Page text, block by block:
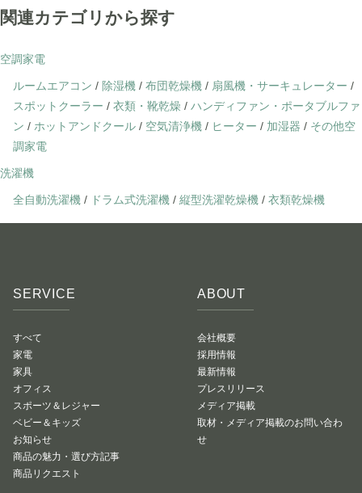
関連カテゴリから探す
空調家電
ルームエアコン / 除湿機 / 布団乾燥機 / 扇風機・サーキュレーター /
スポットクーラー / 衣類・靴乾燥 / ハンディファン・ポータブルファ
ン / ホットアンドクール / 空気清浄機 / ヒーター / 加湿器 / その他空
調家電
洗濯機
全自動洗濯機 / ドラム式洗濯機 / 縦型洗濯乾燥機 / 衣類乾燥機
SERVICE
すべて
家電
家具
オフィス
スポーツ＆レジャー
ベビー＆キッズ
お知らせ
商品の魅力・選び方記事
商品リクエスト
ABOUT
会社概要
採用情報
最新情報
プレスリリース
メディア掲載
取材・メディア掲載のお問い合わ
せ